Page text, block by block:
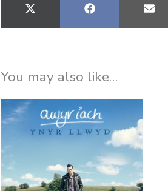
X
SHARE
FACEBOOK
ON
E-
You may also like…